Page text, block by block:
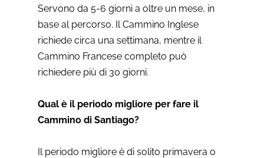
Servono da 5-6 giorni a oltre un mese, in
base al percorso. Il Cammino Inglese
richiede circa una settimana, mentre il
Cammino Francese completo può
richiedere più di 30 giorni.
Qual è il periodo migliore per fare il
Cammino di Santiago?
Il periodo migliore è di solito primavera o